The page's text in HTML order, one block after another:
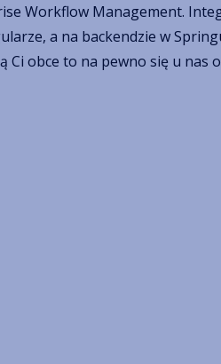
Workflow Management.
a na backendzie w
obce to na pewno się u nas